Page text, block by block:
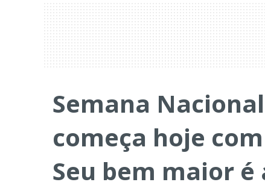
Semana
começa hoje
Seu bem maior é